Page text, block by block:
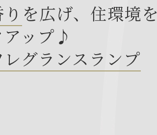
を広げ、住環境を
アップ♪
グランスランプ